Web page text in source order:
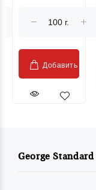
Добавить
George Standard